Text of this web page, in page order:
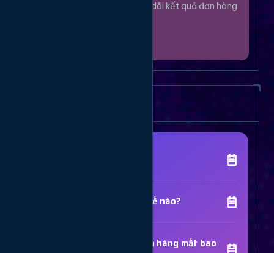
thư giãn và theo dõi kết quả đơn hàng
Chất lượng dịch vụ như thế nào?
Thời gian hoàn thành đơn hàng mất bao